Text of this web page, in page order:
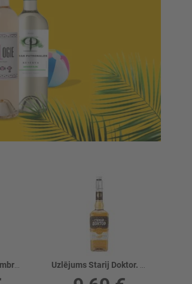
Stiprs alk.dzēr. Stumbras Cranberry 40% Uzlējums Starij Doktor. Žeņšeņevaja 40%